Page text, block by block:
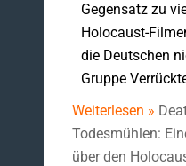
Gegensatz zu
Holocaust-
die Deutschen
Gruppe
Weiterlesen »
Todesmühlen:
über den